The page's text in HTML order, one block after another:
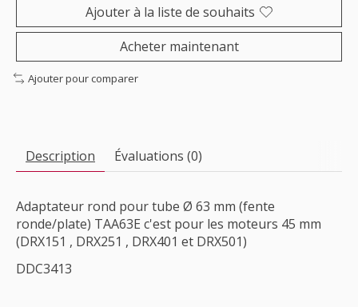
Ajouter à la liste de souhaits
Acheter maintenant
Ajouter pour comparer
Description Évaluations (0)
Adaptateur rond pour tube Ø 63 mm (fente
ronde/plate) TAA63E c'est pour les moteurs 45 mm
(DRX151 , DRX251 , DRX401 et DRX501)
DDC3413